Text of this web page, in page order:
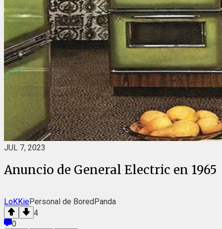
JUL 7, 2023
Anuncio de General Electric en 1965
LoKKiePersonal de BoredPanda
4
0